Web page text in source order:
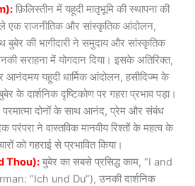
फ़िलिस्तीन में यहूदी मातृभूमि की स्थापना की
एक राजनीतिक और सांस्कृतिक आंदोलन,
बुबेर की भागीदारी ने समुदाय और सांस्कृतिक
सराहना में योगदान दिया। इसके अतिरिक्त,
यहूदी धार्मिक आंदोलन, हसीदिज्म के
के दार्शनिक दृष्टिकोण पर गहरा प्रभाव पड़ा।
परमात्मा दोनों के साथ आनंद, प्रेम और संबंध
परंपरा ने वास्तविक मानवीय रिश्तों के महत्व के
को गहराई से प्रभावित किया।
Thou): बुबेर का सबसे प्रसिद्ध काम, “I and
“Ich und Du”), उनकी दार्शनिक